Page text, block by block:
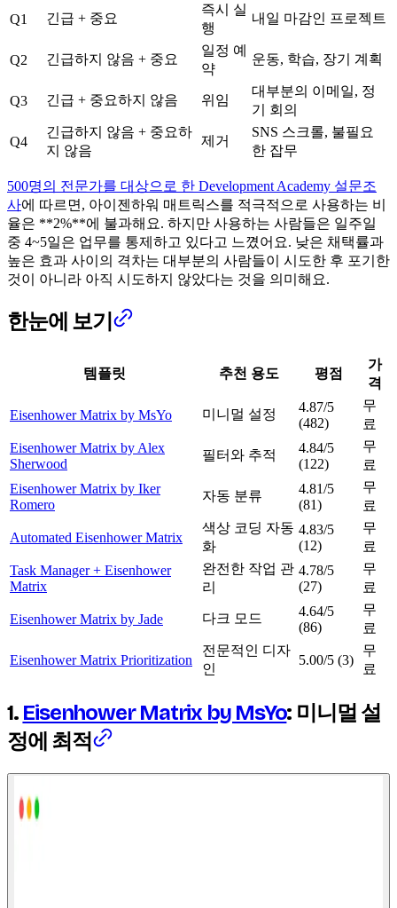
Q1 긴급 + 중요
즉시 실
행
내일 마감인 프로젝트
Q2 긴급하지 않음 + 중요
일정 예
약
운동, 학습, 장기 계획
Q3 긴급 + 중요하지 않음 위임
대부분의 이메일, 정
기 회의
Q4
긴급하지 않음 + 중요하
지 않음
제거
SNS 스크롤, 불필요
한 잡무
500명의 전문가를 대상으로 한 Development Academy 설문조
사에 따르면, 아이젠하워 매트릭스를 적극적으로 사용하는 비
율은 **2%**에 불과해요. 하지만 사용하는 사람들은 일주일
중 4~5일은 업무를 통제하고 있다고 느꼈어요. 낮은 채택률과
높은 효과 사이의 격차는 대부분의 사람들이 시도한 후 포기한
것이 아니라 아직 시도하지 않았다는 것을 의미해요.
한눈에 보기
템플릿 추천 용도 평점
가
격
Eisenhower Matrix by MsYo 미니멀 설정
4.87/5
(482)
무
료
Eisenhower Matrix by Alex
Sherwood
필터와 추적
4.84/5
(122)
무
료
Eisenhower Matrix by Iker
Romero
자동 분류
4.81/5
(81)
무
료
Automated Eisenhower Matrix
색상 코딩 자동
화
4.83/5
(12)
무
료
Task Manager + Eisenhower
Matrix
완전한 작업 관
리
4.78/5
(27)
무
료
Eisenhower Matrix by Jade 다크 모드
4.64/5
(86)
무
료
Eisenhower Matrix Prioritization
전문적인 디자
인
5.00/5 (3)
무
료
1. Eisenhower Matrix by MsYo: 미니멀 설
정에 최적